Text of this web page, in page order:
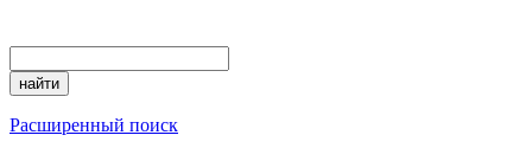
Расширенный поиск